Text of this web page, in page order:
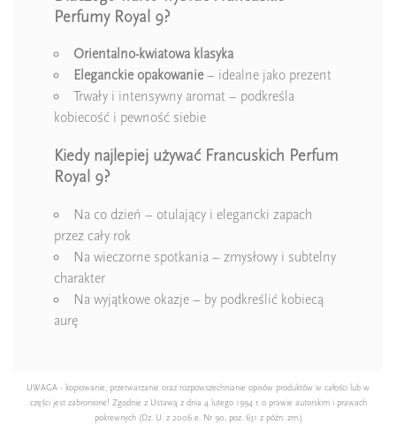
Perfumy Royal 9?
Orientalno-kwiatowa klasyka
Eleganckie opakowanie– idealne jako prezent
Trwały i intensywny aromat – podkreśla
kobiecość i pewność siebie
Kiedy najlepiej używać Francuskich Perfum
Royal 9?
Na co dzień – otulający i elegancki zapach
przez cały rok
Na wieczorne spotkania – zmysłowy i subtelny
charakter
Na wyjątkowe okazje – by podkreślić kobiecą
aurę
UWAGA - kopiowanie, przetwarzanie oraz rozpowszechnianie opisów produktów w całości lub w
części jest zabronione! Zgodnie z Ustawą z dnia 4 lutego 1994 r. o prawie autorskim i prawach
pokrewnych (Dz. U. z 2006 e. Nr 90, poz. 631 z późn. zm.)